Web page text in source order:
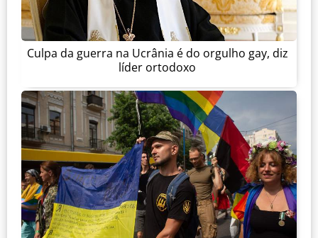
Culpa da guerra na Ucrânia é do orgulho gay, diz
líder ortodoxo